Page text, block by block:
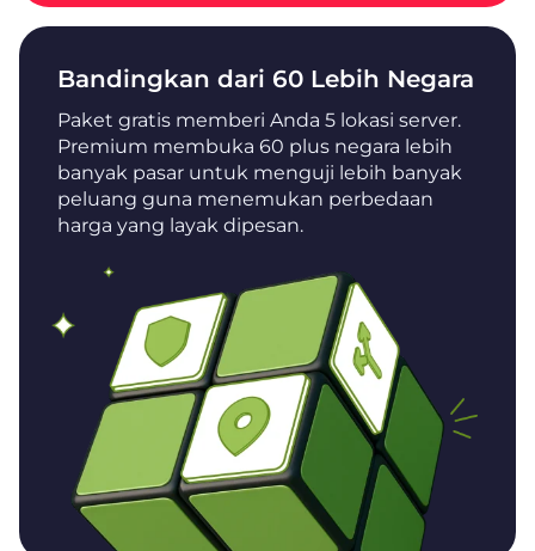
Bandingkan dari 60 Lebih Negara
Paket gratis memberi Anda 5 lokasi server.
Premium membuka 60 plus negara lebih
banyak pasar untuk menguji lebih banyak
peluang guna menemukan perbedaan
harga yang layak dipesan.